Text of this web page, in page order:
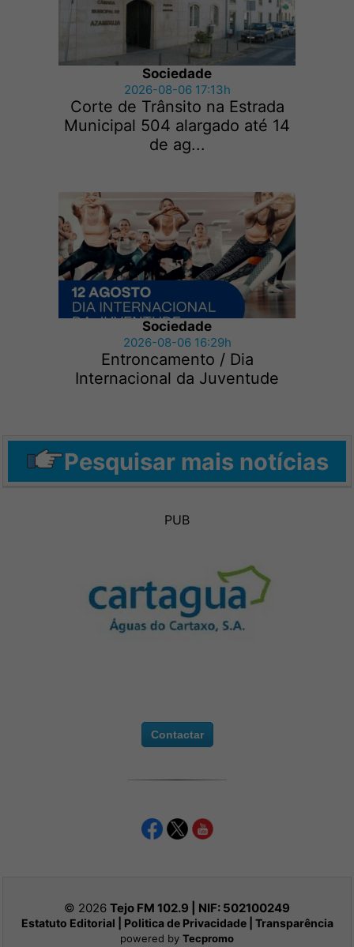
Sociedade
2026-08-06 17:13h
Corte de Trânsito na Estrada
Municipal 504 alargado até 14
de ag...
Sociedade
2026-08-06 16:29h
Entroncamento / Dia
Internacional da Juventude
Pesquisar mais notícias
PUB
Contactar
© 2026 Tejo FM 102.9 | NIF: 502100249
Estatuto Editorial Politica de Privacidade| Transparência
powered by Tecpromo